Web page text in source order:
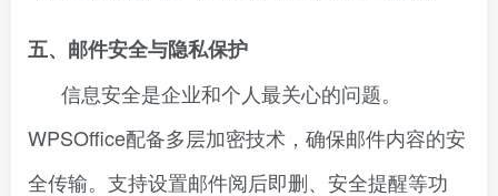
五、邮件安全与隐私保护
信息安全是企业和个人最关心的问题。
WPSOffice配备多层加密技术，确保邮件内容的安
全传输。支持设置邮件阅后即删、安全提醒等功